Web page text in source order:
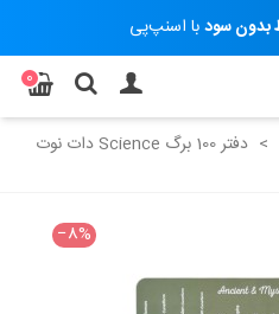
با اسنپ‌پی
0
>
دفتر 100 برگ Science دات نوت
‎−8%